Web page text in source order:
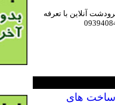
آنلاین با تعرفه
ساخت های